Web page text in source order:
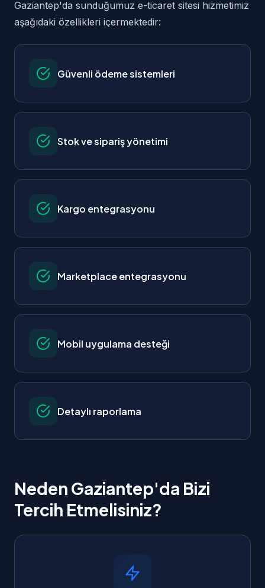
Gaziantep'da sunduğumuz e-ticaret sitesi hizmetimiz
aşağıdaki özellikleri içermektedir:
Güvenli ödeme sistemleri
Stok ve sipariş yönetimi
Kargo entegrasyonu
Marketplace entegrasyonu
Mobil uygulama desteği
Detaylı raporlama
Neden Gaziantep'da Bizi
Tercih Etmelisiniz?